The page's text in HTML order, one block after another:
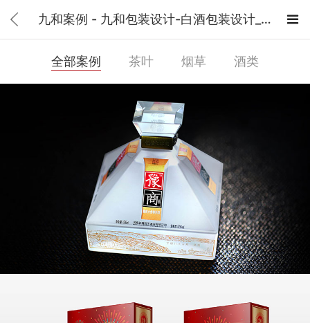
九和案例 - 九和包装设计-白酒包装设计_茶叶包装设计_酒类包装设计公司 
全部案例 茶叶 烟草 酒类